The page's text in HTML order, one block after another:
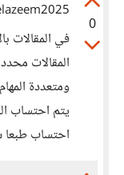
0
في المقالات
المقالات
ومتعددة
يتم احتساب
احتساب طبعا